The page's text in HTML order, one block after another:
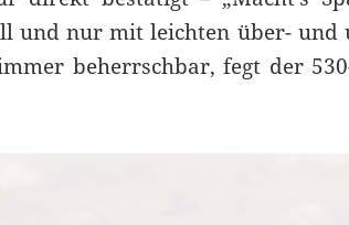
und nur mit leichten über- und
beherrschbar, fegt der